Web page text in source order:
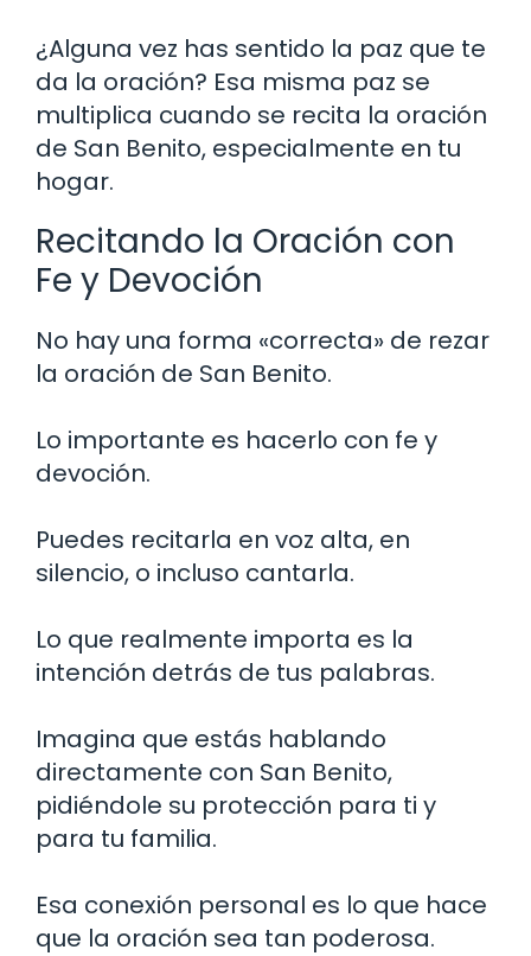
¿Alguna vez has sentido la paz que te
da la oración? Esa misma paz se
multiplica cuando se recita la oración
de San Benito, especialmente en tu
hogar.
Recitando la Oración con
Fe y Devoción
No hay una forma «correcta» de rezar
la oración de San Benito.
Lo importante es hacerlo con fe y
devoción.
Puedes recitarla en voz alta, en
silencio, o incluso cantarla.
Lo que realmente importa es la
intención detrás de tus palabras.
Imagina que estás hablando
directamente con San Benito,
pidiéndole su protección para ti y
para tu familia.
Esa conexión personal es lo que hace
que la oración sea tan poderosa.